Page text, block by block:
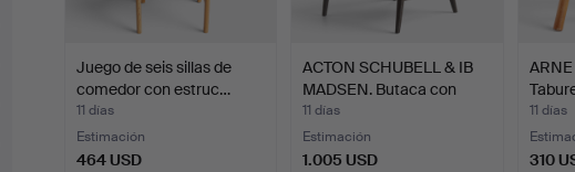
Juego de seis sillas de
comedor con estruc…
11 días
Estimación
464 USD
ACTON SCHUBELL & IB
MADSEN. Butaca con
est…
11 días
Estimación
1.005 USD
11 días
310